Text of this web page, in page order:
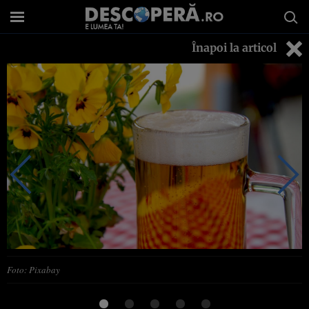
Înapoi la articol
Foto: Pixabay